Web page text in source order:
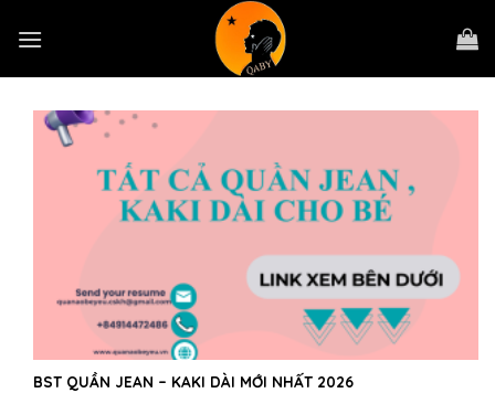
BST QUẦN JEAN – KAKI DÀI MỚI NHẤT 2026